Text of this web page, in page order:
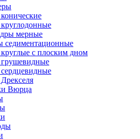
мерные
седиментационные
с плоским дном
Вюрца